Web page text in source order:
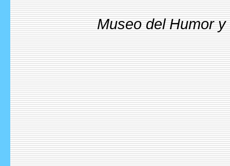
Museo del Humor